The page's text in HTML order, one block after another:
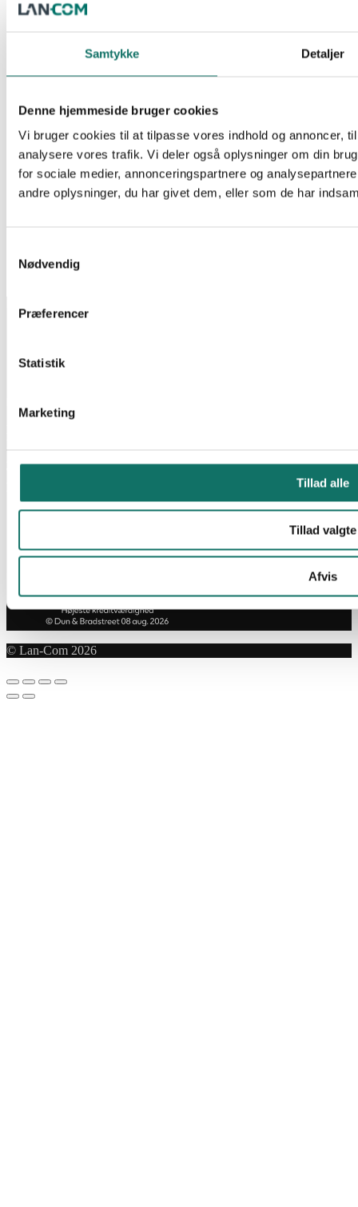
Samtykke Detaljer
Denne hjemmeside bruger cookies
Vi bruger cookies til at tilpasse vores indhold og annoncer,
analysere vores trafik. Vi deler også oplysninger om din
for sociale medier, annonceringspartnere og
andre oplysninger, du har givet dem, eller som de har
Nødvendig
Præferencer
Statistik
Marketing
Tillad alle
Tillad valgte
Afvis
GIGA-LAN S-FTP KABEL 4X2XAWG23 KAT 7A HVID
CPR CCA 1200 MHZ 500 M TRL
EAN:5706683028731
Reference:122509
64000 mtr på lager
Datakabler
GIGA-LAN U-FTP KABEL 4X2XAWG23 KAT6A LSZH
Reference:
Om Lan-Com
© Lan-Com 2026